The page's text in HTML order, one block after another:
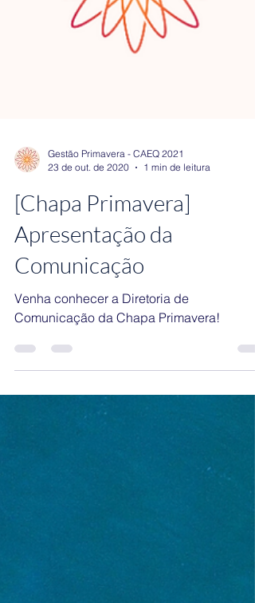
23 de out. de 2020
1 min de leitura
[Chapa Primavera]
Apresentação da
Comunicação
Venha conhecer a Diretoria de
Comunicação da Chapa Primavera!